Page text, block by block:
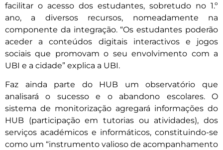
facilitar o acesso dos estudantes, sobretudo no 1.º
ano, a diversos recursos, nomeadamente na
componente da integração. “Os estudantes poderão
aceder a conteúdos digitais interactivos e jogos
sociais que promovam o seu envolvimento com a
UBI e a cidade” explica a UBI.
Faz ainda parte do HUB um observatório que
analisará o sucesso e o abandono escolares. O
sistema de monitorização agregará informações do
HUB (participação em tutorias ou atividades), dos
serviços académicos e informáticos, constituindo-se
como um “instrumento valioso de acompanhamento